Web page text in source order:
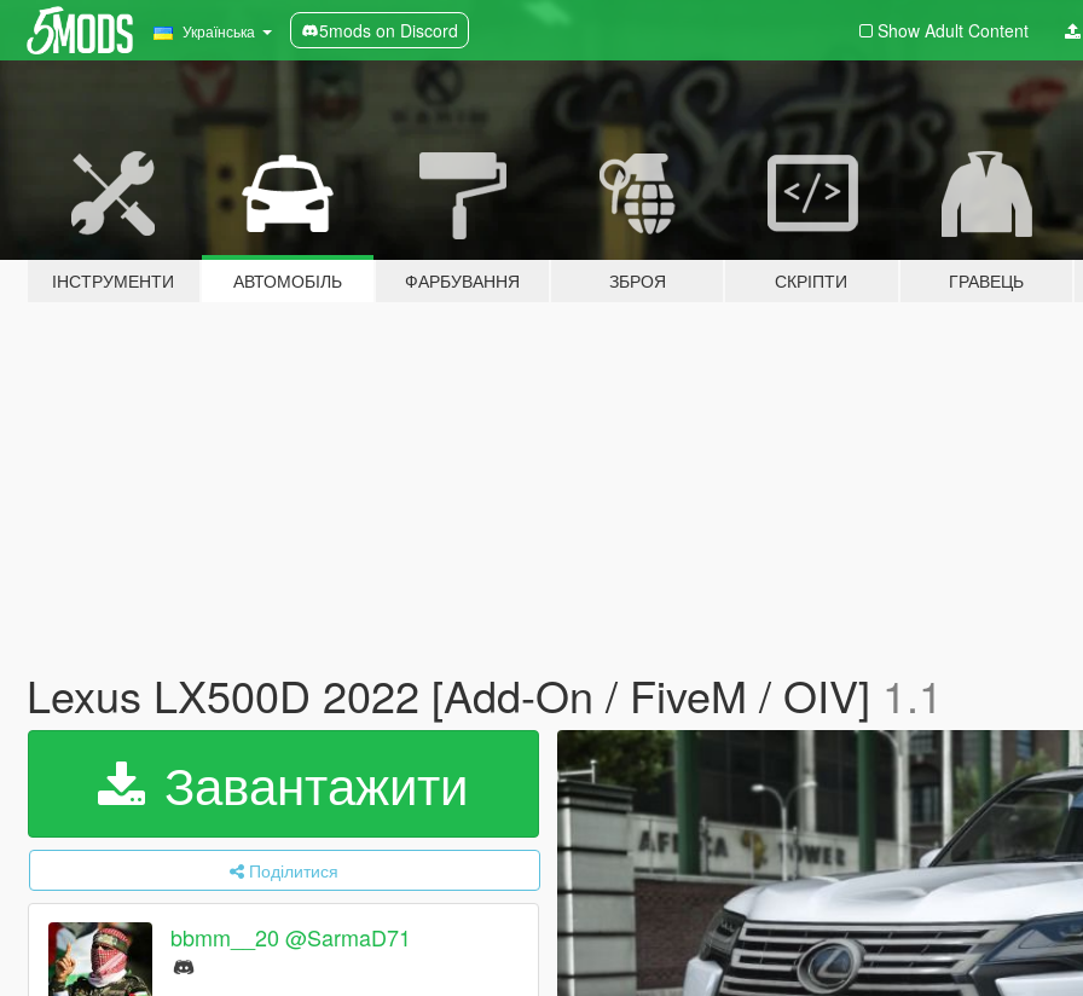
Українська 5mods on Discord Show Adult Content
ІНСТРУМЕНТИ АВТОМОБІЛЬ ФАРБУВАННЯ ЗБРОЯ СКРІПТИ ГРАВЕЦЬ
Lexus LX500D 2022 [Add-On / FiveM / OIV] 1.1
Завантажити
Поділитися
bbmm__20 @SarmaD71